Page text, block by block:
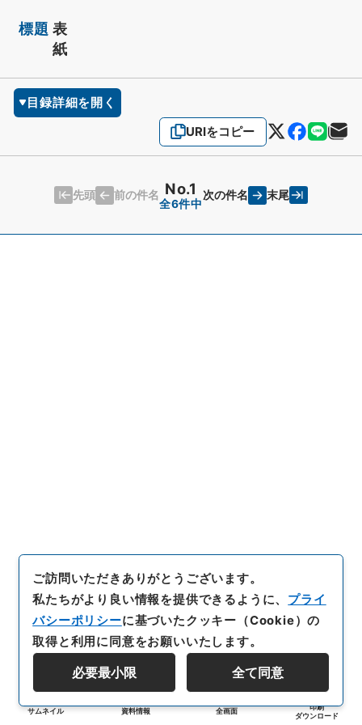
標題 表
紙
目録詳細を開く
URIをコピー
先頭 前の件名 No.1
全6件中
次の件名 末尾
サムネイル 資料情報 全画面
印刷
ダウンロード
ご訪問いただきありがとうございます。
私たちがより良い情報を提供できるように、 プライ
バシーポリシーに基づいたクッキー（Cookie）の
取得と利用に同意をお願いいたします。
必要最小限 全て同意